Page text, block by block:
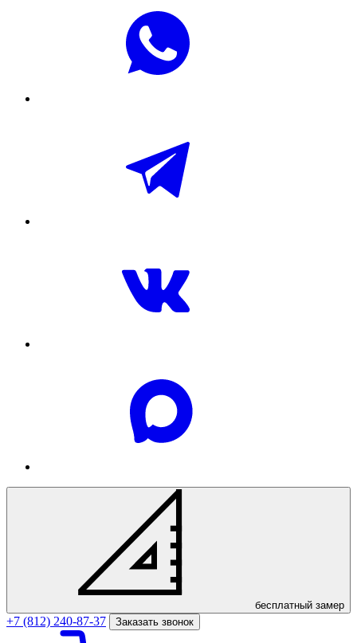
бесплатный замер
+7 (812) 240-87-37 Заказать звонок